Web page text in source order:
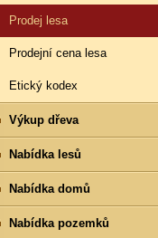
Prodej lesa
Prodejní cena lesa
Etický kodex
Výkup dřeva
Nabídka lesů
Nabídka domů
Nabídka pozemků